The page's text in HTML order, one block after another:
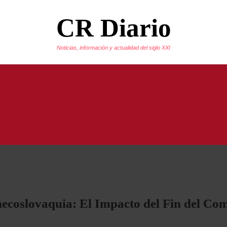
CR Diario
Noticias, información y actualidad del siglo XXI
El Impacto del Fin del